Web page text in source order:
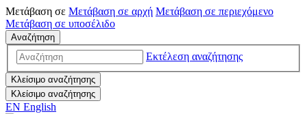
Μετάβαση σε Μετάβαση σε αρχή Μετάβαση σε περιεχόμενο
Μετάβαση σε υποσέλιδο
Αναζήτηση
Εκτέλεση αναζήτησης
Κλείσιμο αναζήτησης
Κλείσιμο αναζήτησης
EN English